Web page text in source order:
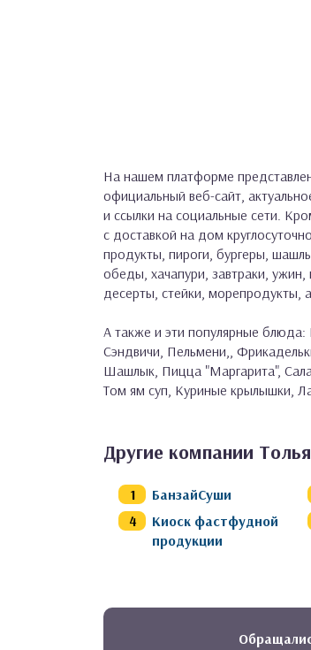
На нашем платформе
официальный веб-сайт,
и ссылки на социальные сети.
с доставкой на дом
продукты, пироги, бургеры,
обеды, хачапури, завтраки, ужин,
десерты, стейки, морепродукты,
А также и эти популярные
Сэндвичи, Пельмени,,
Шашлык, Пицца "Маргарита",
Том ям суп, Куриные крылышки,
Другие компании
БанзайСуши
Киоск фастфудной
продукции